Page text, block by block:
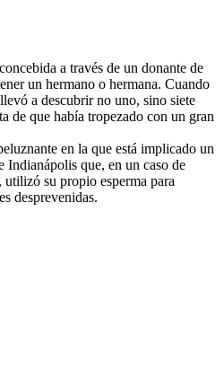
a través de un donante de
un hermano o hermana. Cuando
a descubrir no uno, sino siete
de que había tropezado con un gran
en la que está implicado un
que, en un caso de
su propio esperma para
desprevenidas.